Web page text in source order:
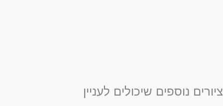
נוספים שיכולים לעניין